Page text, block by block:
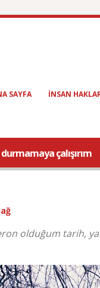
SAYFA INSAN
çalışırım
olduğum tarih,